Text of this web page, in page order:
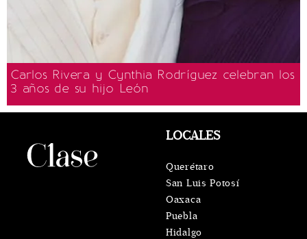
Carlos Rivera y Cynthia Rodríguez celebran los
3 años de su hijo León
LOCALES
Querétaro
San Luis Potosí
Oaxaca
Puebla
Hidalgo